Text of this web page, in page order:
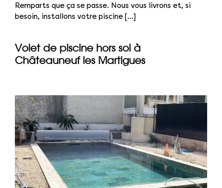
Remparts que ça se passe. Nous vous livrons et, si
besoin, installons votre piscine [...]
Volet de piscine hors sol à
Châteauneuf les Martigues